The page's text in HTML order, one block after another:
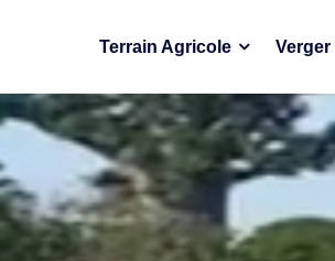
Terrain Agricole Verger